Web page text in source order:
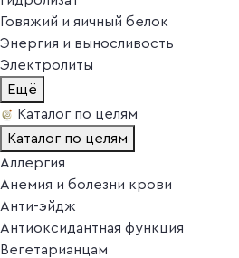
Говяжий и яичный белок
Энергия и выносливость
Электролиты
Ещё
Каталог по целям
Каталог по целям
Аллергия
Анемия и болезни крови
Анти-эйдж
Антиоксидантная функция
Вегетарианцам